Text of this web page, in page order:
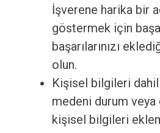
İşverene harika bir
göstermek için
başarılarınızı
olun.
Kişisel bilgileri
medeni durum
kişisel bilgileri